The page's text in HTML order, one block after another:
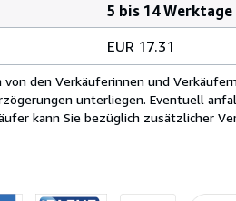
5 bis 14 Werktage
EUR 17.31
den Verkäuferinnen und
unterliegen. Eventuell
kann Sie bezüglich zusätzlicher